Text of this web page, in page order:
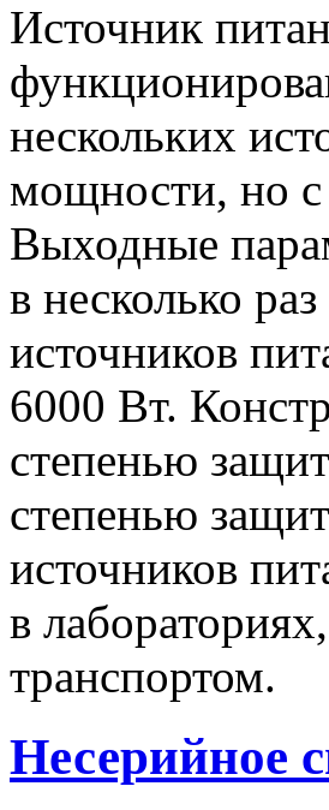
Источник
нескольких
мощности, но
Выходные
в несколько
источников
6000 Вт.
степенью
степенью
источников
в
транспортом.
Несерийное